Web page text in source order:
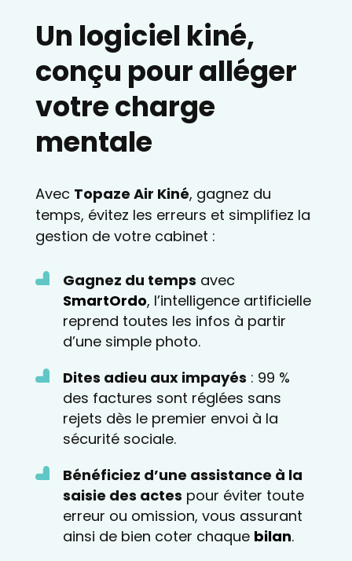
Un logiciel kiné,
conçu pour alléger
votre charge
mentale
Avec Topaze Air Kiné, gagnez du
temps, évitez les erreurs et simplifiez la
gestion de votre cabinet :
Gagnez du temps avec
SmartOrdo, l’intelligence artificielle
reprend toutes les infos à partir
d’une simple photo.
Dites adieu aux impayés : 99 %
des factures sont réglées sans
rejets dès le premier envoi à la
sécurité sociale.
Bénéficiez d’une assistance à la
saisie des actes pour éviter toute
erreur ou omission, vous assurant
ainsi de bien coter chaque bilan.